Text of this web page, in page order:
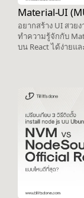
Material-UI
อยากสร้าง UI สวย
ทำความรู้จักกับ
บน React ได้ง่าย